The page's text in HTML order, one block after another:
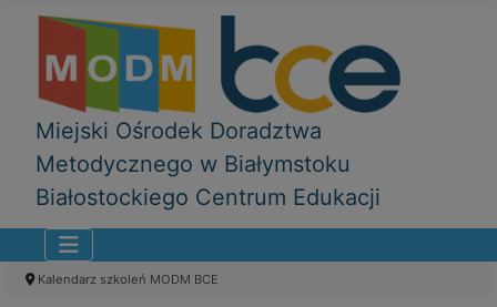
Miejski Ośrodek Doradztwa
Metodycznego w Białymstoku
Białostockiego Centrum Edukacji
Kalendarz szkoleń MODM BCE